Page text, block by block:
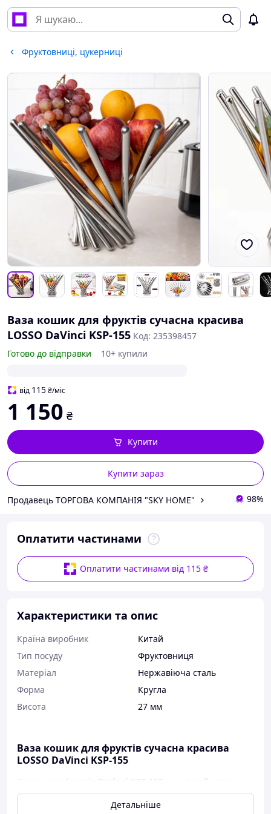
Фруктовниці, цукерниці
Ваза кошик для фруктів сучасна красива
LOSSO DaVinci KSP-155 Код: 235398457
Готово до відправки
10+ купили
від 115₴/міс
1 150 ₴
Купити зараз
Купити
Продавець ТОРГОВА КОМПАНІЯ "SKY HOME" 98%
Оплатити частинами
Оплатити частинами від 115 ₴
Характеристики та опис
Країна виробник
Китай
Тип посуду
Фруктовниця
Матеріал
Нержавіюча сталь
Форма
Кругла
Висота
27 мм
Ваза кошик для фруктів сучасна красива
LOSSO DaVinci KSP-155
Кошик для фруктів DaVinci KSP-155 - це дизайнерське
рішення для кухонного та гостьового столу. Дуже
ефектна, виконана в сучасному стилі ваза, здатна
Детальніше